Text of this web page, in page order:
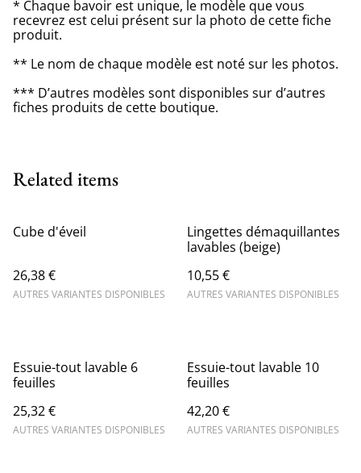
* Chaque bavoir est unique, le modèle que vous
recevrez est celui présent sur la photo de cette fiche
produit.
** Le nom de chaque modèle est noté sur les photos.
*** D’autres modèles sont disponibles sur d’autres
fiches produits de cette boutique.
Related items
Cube d'éveil
26,38 €
AUTRES VARIANTES DISPONIBLES
Lingettes démaquillantes
lavables (beige)
10,55 €
AUTRES VARIANTES DISPONIBLES
Essuie-tout lavable 6
feuilles
25,32 €
AUTRES VARIANTES DISPONIBLES
Essuie-tout lavable 10
feuilles
42,20 €
AUTRES VARIANTES DISPONIBLES